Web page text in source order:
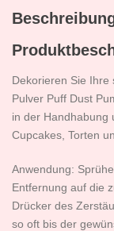
Dekorieren Sie
Pulver Puff Dust
in der Handhabung
Cupcakes, Torten
Anwendung:
Entfernung auf die
Drücker des
so oft bis der